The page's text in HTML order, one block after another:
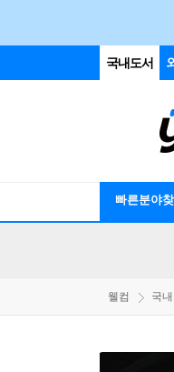
국내도서
빠른분야찾
웰컴 국